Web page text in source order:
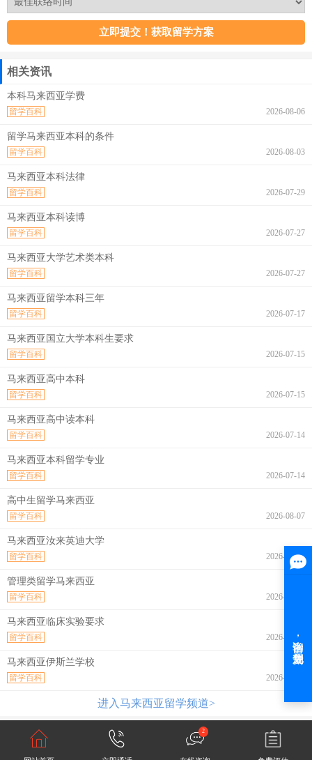
相关资讯
本科马来西亚学费
2026-08-06
留学百科
留学马来西亚本科的条件
2026-08-03
留学百科
马来西亚本科法律
2026-07-29
留学百科
马来西亚本科读博
2026-07-27
留学百科
马来西亚大学艺术类本科
2026-07-27
留学百科
马来西亚留学本科三年
2026-07-17
留学百科
马来西亚国立大学本科生要求
2026-07-15
留学百科
马来西亚高中本科
2026-07-15
留学百科
马来西亚高中读本科
2026-07-14
留学百科
马来西亚本科留学专业
2026-07-14
留学百科
高中生留学马来西亚
2026-08-07
留学百科
马来西亚汝来英迪大学
2026-08-07
留学百科
管理类留学马来西亚
2026-08-07
留学百科
马来西亚临床实验要求
2026-08-07
留学百科
马来西亚伊斯兰学校
2026-08-07
留学百科
进入马来西亚留学频道>
2